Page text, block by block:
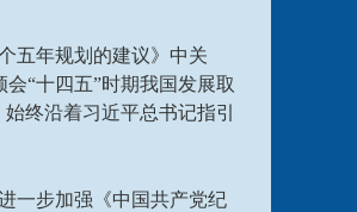
五年规划的建议》中关
“十四五”时期我国发展取
终沿着习近平总书记指引
一步加强《中国共产党纪